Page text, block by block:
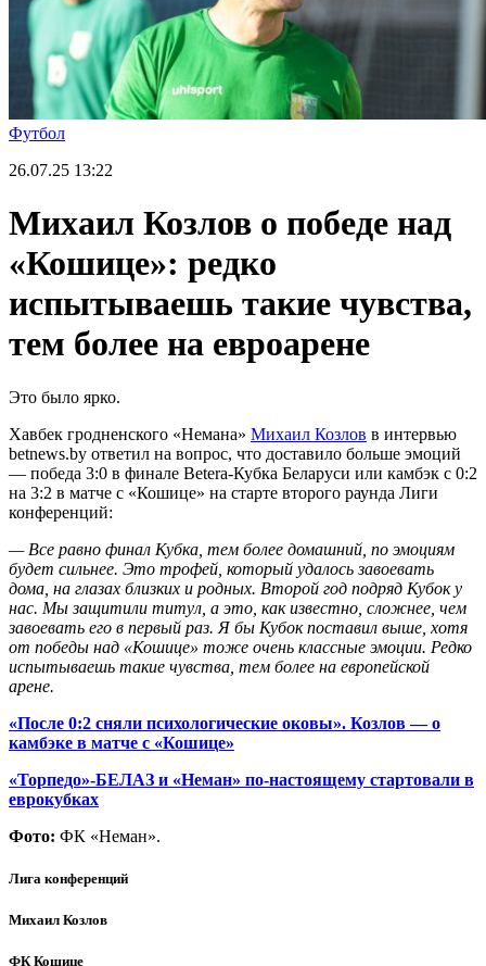
Футбол
26.07.25 13:22
Михаил Козлов о победе над
«Кошице»: редко
испытываешь такие чувства,
тем более на евроарене
Это было ярко.
Хавбек гродненского «Немана» Михаил Козлов в интервью
betnews.by ответил на вопрос, что доставило больше эмоций
— победа 3:0 в финале Betera-Кубка Беларуси или камбэк с 0:2
на 3:2 в матче с «Кошице» на старте второго раунда Лиги
конференций:
— Все равно финал Кубка, тем более домашний, по эмоциям
будет сильнее. Это трофей, который удалось завоевать
дома, на глазах близких и родных. Второй год подряд Кубок у
нас. Мы защитили титул, а это, как известно, сложнее, чем
завоевать его в первый раз. Я бы Кубок поставил выше, хотя
от победы над «Кошице» тоже очень классные эмоции. Редко
испытываешь такие чувства, тем более на европейской
арене.
«После 0:2 сняли психологические оковы». Козлов — о
камбэке в матче с «Кошице»
«Торпедо»-БЕЛАЗ и «Неман» по-настоящему стартовали в
еврокубках
Фото: ФК «Неман».
Лига конференций
Михаил Козлов
ФК Кошице